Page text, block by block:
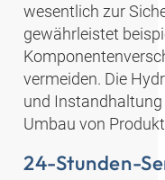
wesentlich zur
gewährleistet
vermeiden. Die
und
Umbau von
24-Stunden-